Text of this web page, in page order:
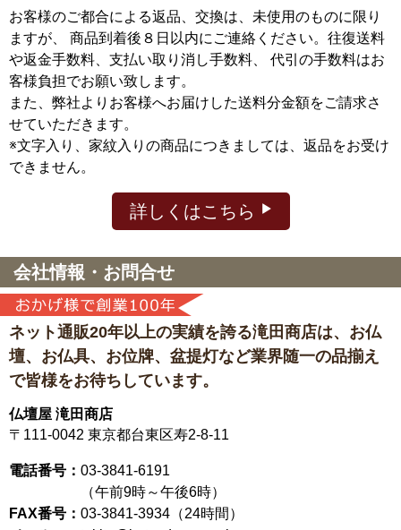
お客様のご都合による返品、交換は、未使用のものに限り
ますが、
商品到着後８日以内にご連絡ください。往復送料
や返金手数料、支払い取り消し手数料、 代引の手数料はお
客様負担でお願い致します。
また、弊社よりお客様へお届けした送料分金額をご請求さ
せていただきます。
※文字入り、家紋入りの商品につきましては、返品をお受け
できません。
詳しくはこちら
会社情報・お問合せ
ネット通販20年以上の実績を誇る滝田商店は、 お仏
壇、お仏具、お位牌、盆提灯など業界随一の品揃え
で皆様をお待ちしています。
仏壇屋 滝田商店
〒111-0042 東京都台東区寿2-8-11
電話番号： 03-3841-6191
（午前9時～午後6時）
FAX番号： 03-3841-3934（24時間）